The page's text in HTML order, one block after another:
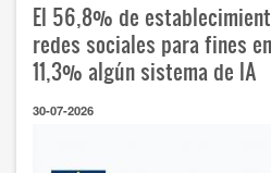
El 56,8% de
redes sociales para fines
11,3% algún sistema de IA
30-07-2026